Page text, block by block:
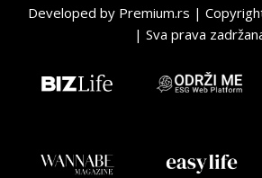
Developed by Premium.rs |
| Sva prava